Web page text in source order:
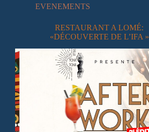
EVENEMENTS
RESTAURANT A LOMÉ:
«DÉCOUVERTE DE L’IFA »